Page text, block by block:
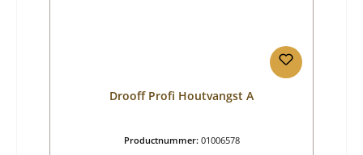
Drooff Profi Houtvangst A
Productnummer: 01006578